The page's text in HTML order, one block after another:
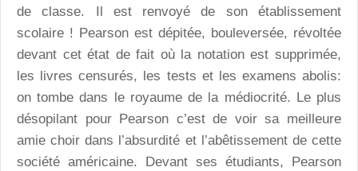
de classe. Il est renvoyé de son établissement
scolaire ! Pearson est dépitée, bouleversée, révoltée
devant cet état de fait où la notation est supprimée,
les livres censurés, les tests et les examens abolis:
on tombe dans le royaume de la médiocrité. Le plus
désopilant pour Pearson c’est de voir sa meilleure
amie choir dans l’absurdité et l’abêtissement de cette
société américaine. Devant ses étudiants, Pearson